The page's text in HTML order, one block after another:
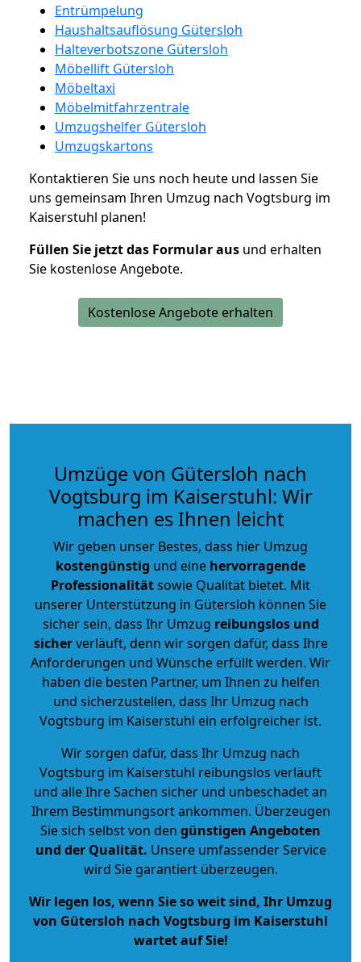
Entrümpelung
Haushaltsauflösung Gütersloh
Halteverbotszone Gütersloh
Möbellift Gütersloh
Möbeltaxi
Möbelmitfahrzentrale
Umzugshelfer Gütersloh
Umzugskartons
Kontaktieren Sie uns noch heute und lassen Sie
uns gemeinsam Ihren Umzug nach Vogtsburg im
Kaiserstuhl planen!
Füllen Sie jetzt das Formular aus und erhalten
Sie kostenlose Angebote.
Kostenlose Angebote erhalten
Umzüge von Gütersloh nach
Vogtsburg im Kaiserstuhl: Wir
machen es Ihnen leicht
Wir geben unser Bestes, dass hier Umzug
kostengünstig und eine hervorragende
Professionalitätsowie Qualität bietet. Mit
unserer Unterstützung in Gütersloh können Sie
sicher sein, dass Ihr Umzug reibungslos und
sicherverläuft, denn wir sorgen dafür, dass Ihre
Anforderungen und Wünsche erfüllt werden. Wir
haben die besten Partner, um Ihnen zu helfen
und sicherzustellen, dass Ihr Umzug nach
Vogtsburg im Kaiserstuhl ein erfolgreicher ist.
Wir sorgen dafür, dass Ihr Umzug nach
Vogtsburg im Kaiserstuhl reibungslos verläuft
und alle Ihre Sachen sicher und unbeschadet an
Ihrem Bestimmungsort ankommen. Überzeugen
Sie sich selbst von den günstigen Angeboten
und der Qualität. Unsere umfassender Service
wird Sie garantiert überzeugen.
Wir legen los, wenn Sie so weit sind, Ihr Umzug
von Gütersloh nach Vogtsburg im Kaiserstuhl
wartet auf Sie!